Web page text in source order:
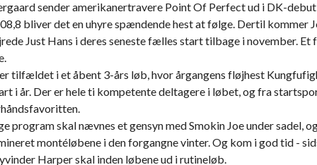
sender amerikanertravere Point Of Perfect ud i DK-
bliver det en uhyre spændende hest at følge. Dertil kommer
Just Hans i deres seneste fælles start tilbage i november. Et
tilfældet i et åbent 3-års løb, hvor årgangens fløjhest
i år. Der er hele ti kompetente deltagere i løbet, og fra
program skal nævnes et gensyn med Smokin Joe under sadel,
montéløbene i den forgangne vinter. Og kom i god tid -
Harper skal inden løbene ud i rutineløb.